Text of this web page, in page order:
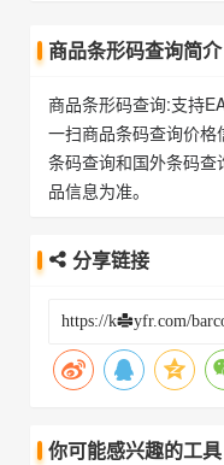
商品条形码查询简介
商品条形码查询:支持
一扫商品条码查询价
条码查询和国外条码
品信息为准。
分享链接
你可能感兴趣的工具